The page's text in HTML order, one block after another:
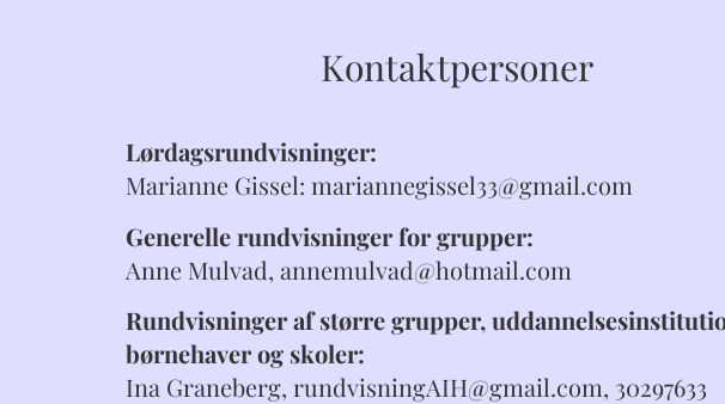
Kontaktpersoner
Lørdagsrundvisninger:
Marianne Gissel: mariannegissel33@gmail.com
Generelle rundvisninger for grupper:
Anne Mulvad, annemulvad@hotmail.com
Rundvisninger af større grupper,
børnehaver og skoler:
Ina Graneberg, rundvisningAIH@gmail.com, 30297633